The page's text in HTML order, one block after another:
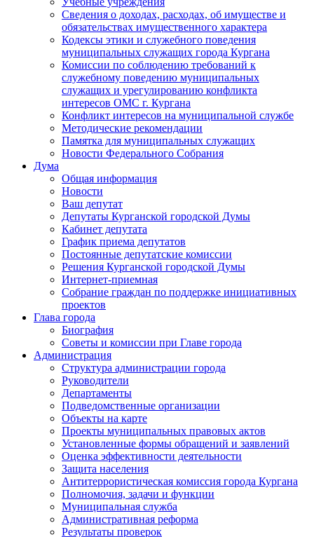
Сведения о доходах, расходах, об имуществе и
обязательствах имущественного характера
Кодексы этики и служебного поведения
муниципальных служащих города Кургана
Комиссии по соблюдению требований к
служебному поведению муниципальных
служащих и урегулированию конфликта
интересов ОМС г. Кургана
Конфликт интересов на муниципальной службе
Методические рекомендации
Памятка для муниципальных служащих
Новости Федерального Cобрания
Дума
Общая информация
Новости
Ваш депутат
Депутаты Курганской городской Думы
Кабинет депутата
График приема депутатов
Постоянные депутатские комиссии
Решения Курганской городской Думы
Интернет-приемная
Собрание граждан по поддержке инициативных
проектов
Глава города
Биография
Советы и комиссии при Главе города
Администрация
Структура администрации города
Руководители
Департаменты
Подведомственные организации
Объекты на карте
Проекты муниципальных правовых актов
Установленные формы обращений и заявлений
Оценка эффективности деятельности
Защита населения
Антитеррористическая комиссия города Кургана
Полномочия, задачи и функции
Муниципальная служба
Административная реформа
Результаты проверок